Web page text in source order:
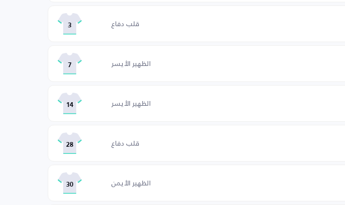
قلب دفاع 3
الظهير الأيسر 7
الظهير الأيسر 14
قلب دفاع 28
الظهير الأيمن 30